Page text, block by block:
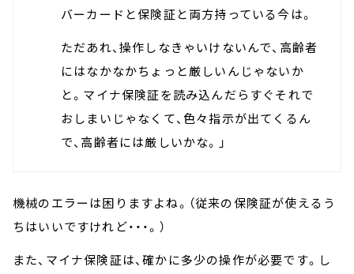
バーカードと保険証と両方持っている今は。
ただあれ、操作しなきゃいけないんで、高齢者
にはなかなかちょっと厳しいんじゃないか
と。マイナ保険証を読み込んだらすぐそれで
おしまいじゃなくて、色々指示が出てくるん
で、高齢者には厳しいかな。」
機械のエラーは困りますよね。（従来の保険証が使えるう
ちはいいですけれど・・・。）
また、マイナ保険証は、確かに多少の操作が必要です。し